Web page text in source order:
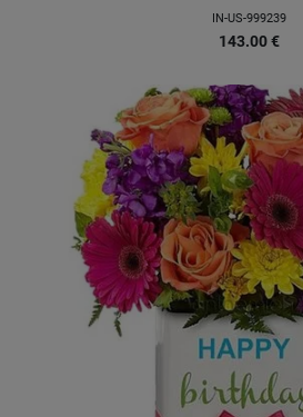
IN-US-999239
143.00 €